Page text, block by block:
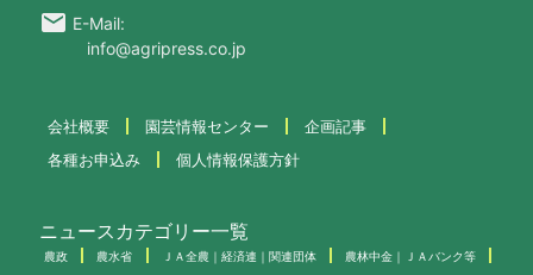
email E-Mail:
info@agripress.co.jp
会社概要 園芸情報センター
企画記事
各種お申込み
個人情報保護方針
ニュースカテゴリー一覧
農政 農水省 ＪＡ全農｜経済連｜関連団体 農林中金｜ＪＡバンク等